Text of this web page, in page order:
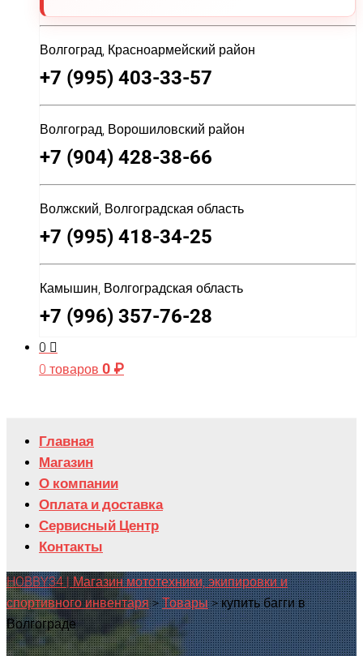
Волгоград, Красноармейский район
+7 (995) 403-33-57
Волгоград, Ворошиловский район
+7 (904) 428-38-66
Волжский, Волгоградская область
+7 (995) 418-34-25
Камышин, Волгоградская область
+7 (996) 357-76-28
0
0 товаров 0 ₽
Главная
Магазин
О компании
Оплата и доставка
Сервисный Центр
Контакты
HOBBY34 | Магазин мототехники, экипировки и
спортивного инвентаря>Товары>купить багги в
Волгограде